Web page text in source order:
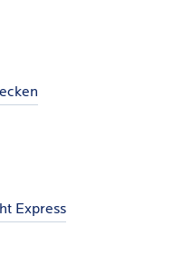
Express